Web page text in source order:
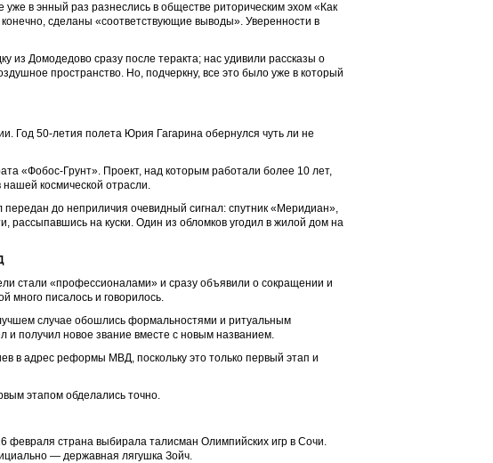
в энный раз разнеслись в обществе риторическим эхом «Как
сделаны «соответствующие выводы». Уверенности в
из Домодедово сразу после теракта; нас удивили рассказы о
пространство. Но, подчеркну, все это было уже в который
Год 50-летия полета Юрия Гагарина обернулся чуть ли не
«Фобос-Грунт». Проект, над которым работали более 10 лет,
нашей космической отрасли.
до неприличия очевидный сигнал: спутник «Меридиан»,
рассыпавшись на куски. Один из обломков угодил в жилой дом на
стали «профессионалами» и сразу объявили о сокращении и
много писалось и говорилось.
случае обошлись формальностями и ритуальным
и получил новое звание вместе с новым названием.
в адрес реформы МВД, поскольку это только первый этап и
этапом обделались точно.
февраля страна выбирала талисман Олимпийских игр в Сочи.
— державная лягушка Зойч.